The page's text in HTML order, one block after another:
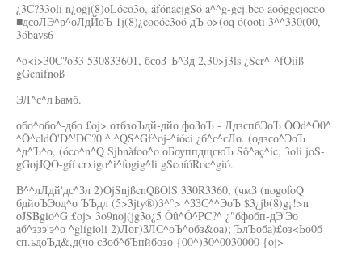
¿3C?33oli n¿ogj(8)oLóco3o, áfónácjgSó a^^g-gcj.bco áoóggcjocoo
■дсоЛЭ^р^оЛдЙоЪ 1j(8)¿cooóc3oó дЪ o>(oq ó(ooti 3^^330(00,
3óbavs6
^o<i>30C?o33 530833601, бсоЗ Ъ^Зд 2,30>j3ls ¿Scr^-^fOiiß
gGcnifnoß
ЭЛ^с^лЪамб.
обо^обо^-дбо £oj> отбзоЪдй-дйо фоЗоЪ - ЛдзспбЭоЪ ÔOd^Ô0^
^Ô^cldÔ'D^'DC?0 ^ ^QS^Gf^oj-^íóci ¿б^с^сЛо. (одзсо^ЭоЪ
^д^Ъ^о, (óco^n^Q Sjbnàfoo^o оБоуппдщсюЪ Sô^aç^ic, 3oli joS-
gGojJQO-gíí crxigo^i^fogig^li gScoíóRoc^gió.
В^^лЛдй'дс^Зл 2)OjSnjßcnQßOlS 330R3360, (чмЗ (nogofoQ
бдйоЪЭод^о ЪЪдл (5>3jty®)3^°> ^ЗЗС^^ЭоЪ $3¿jb(8)g¡!>n
oJSBgio^G £oj> 3o9noj(jg3o¿5 Ôû^Ô^PC?^ ¿"бфобп-дЭ'Эо
аб^ззэ'э^о ^glígioli 2)Лог)ЗЛС^оЪ^обз&оа); ЪлЪоба)£оз<Ьо0б
сп.ьдоЪд&,д(чо сЗоб^бЪпйбозо {00^)30^0030000 {oj>